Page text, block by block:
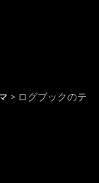
> ログブックのテ